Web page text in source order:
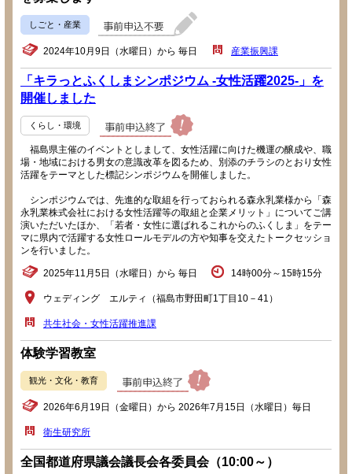
しごと・産業
2024年10月9日（水曜日）から 毎日 産業振興課
「キラっとふくしまシンポジウム -女性活躍2025-」を
開催しました
くらし・環境
福島県主催のイベントとしまして、女性活躍に向けた機運の醸成や、職
場・地域における男女の意識改革を図るため、別添のチラシのとおり女性
活躍をテーマとした標記シンポジウムを開催しました。
シンポジウムでは、先進的な取組を行っておられる森永乳業様から「森
永乳業株式会社における女性活躍等の取組と企業メリット」についてご講
演いただいたほか、「若者・女性に選ばれるこれからのふくしま」をテー
マに県内で活躍する女性ロールモデルの方や知事を交えたトークセッショ
ンを行いました。
2025年11月5日（水曜日）から 毎日 14時00分～15時15分
ウェディング エルティ（福島市野田町1丁目10－41）
共生社会・女性活躍推進課
体験学習教室
観光・文化・教育
2026年6月19日（金曜日）から 2026年7月15日（水曜日）毎日
衛生研究所
全国都道府県議会議長会各委員会（10:00～）